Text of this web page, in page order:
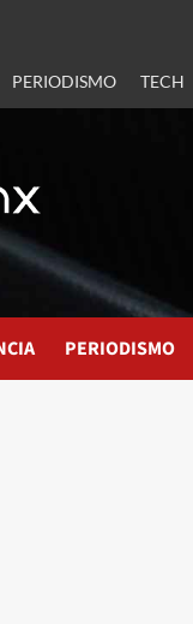
PERIODISMO TECH
PERIODISMO